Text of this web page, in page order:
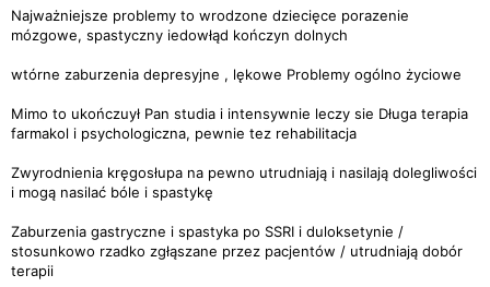
Najważniejsze problemy to wrodzone dziecięce porazenie
mózgowe, spastyczny iedowłąd kończyn dolnych
wtórne zaburzenia depresyjne , lękowe Problemy ogólno życiowe
Mimo to ukończuył Pan studia i intensywnie leczy sie Długa terapia
farmakol i psychologiczna, pewnie tez rehabilitacja
Zwyrodnienia kręgosłupa na pewno utrudniają i nasilają dolegliwości
i mogą nasilać bóle i spastykę
Zaburzenia gastryczne i spastyka po SSRI i duloksetynie /
stosunkowo rzadko zgłąszane przez pacjentów / utrudniają dobór
terapii